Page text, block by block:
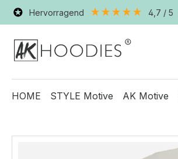
Hervorragend 4,7 / 5
HOME STYLE Motive AK Motive